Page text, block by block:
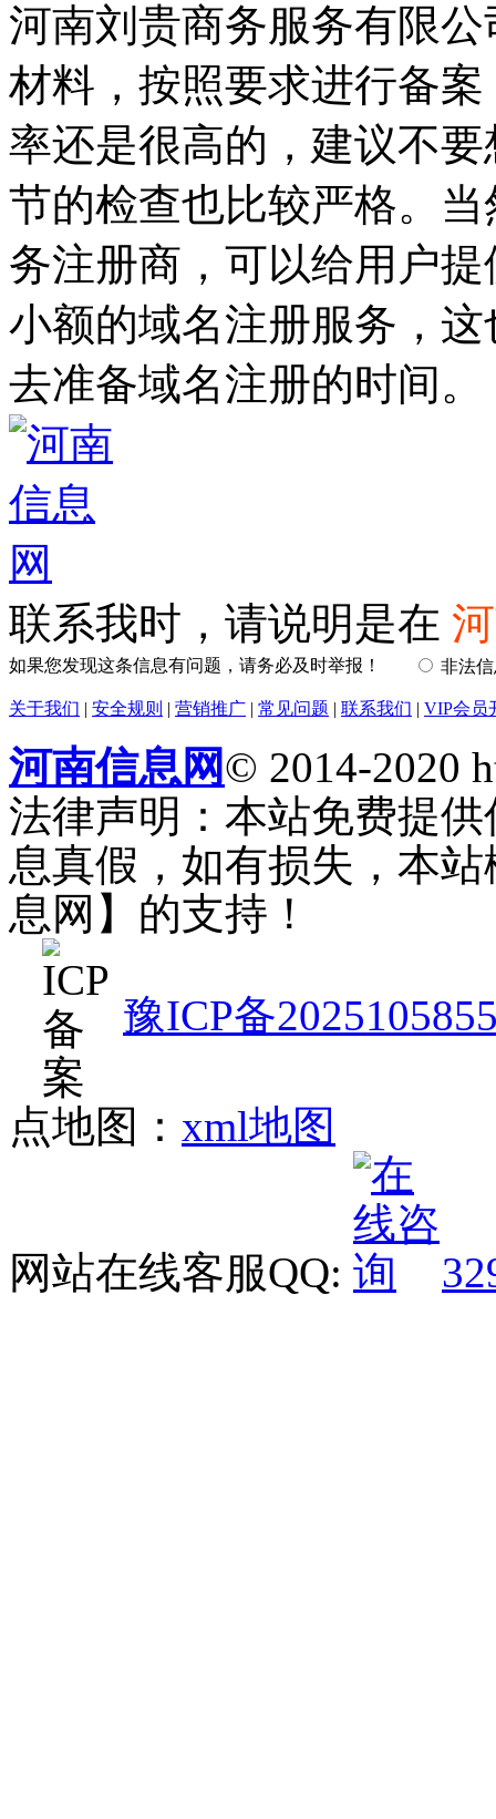
河南刘贵商务服务有限
材料，按照要求进行备
率还是很高的，建议不
节的检查也比较严格。
务注册商，可以给用户
小额的域名注册服务，
去准备域名注册的时间。
联系我时，请说明是在
如果您发现这条信息有问题，请务必及时举报！ 非法
关于我们 | 安全规则 | 营销推广 | 常见问题 | 联系我们 | VIP会员
河南信息网© 2014-2020
法律声明：本站免费提
息真假，如有损失，本
息网】的支持！
豫ICP备
点地图： xml地图
网站在线客服QQ: